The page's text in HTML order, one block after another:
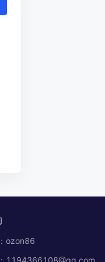
ozon86
1194366108@qq.com